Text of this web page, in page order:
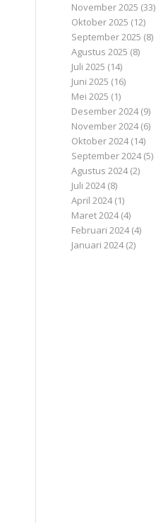
November 2025 (33)
Oktober 2025 (12)
September 2025 (8)
Agustus 2025 (8)
Juli 2025 (14)
Juni 2025 (16)
Mei 2025 (1)
Desember 2024(9)
November 2024(6)
Oktober 2024(14)
September 2024(5)
Agustus 2024(2)
Juli 2024(8)
April 2024(1)
Maret 2024(4)
Februari 2024(4)
Januari 2024(2)